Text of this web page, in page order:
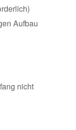
Aufbau
nicht